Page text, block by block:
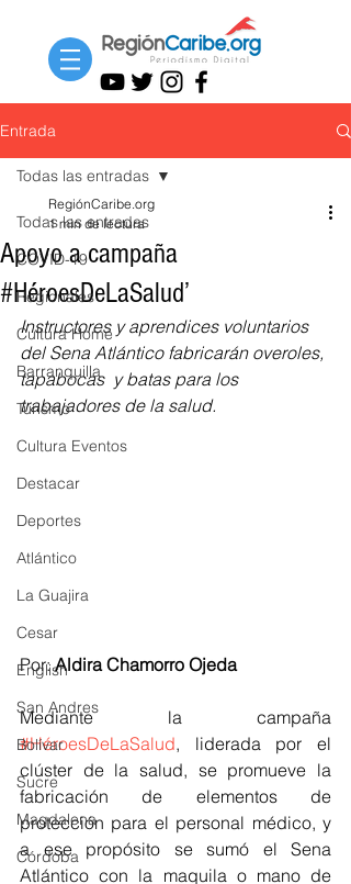
Entrada
Todas las entradas
COVID-19
Regionales
Cultura Home
Barranquilla
Turismo
Cultura Eventos
Destacar
Deportes
Atlántico
La Guajira
Cesar
English
San Andres
Bolívar
Sucre
Magdalena
Córdoba
Todas las entradas
Apoyo a campaña
#HéroesDeLaSalud’
RegiónCaribe.org
1 min de lectura
Instructores y aprendices voluntarios
del Sena Atlántico fabricarán overoles,
tapabocas  y batas para los
trabajadores de la salud.
Por: Aldira Chamorro Ojeda
#HéroesDeLaSalud, liderada por el
clúster de la salud, se promueve la
fabricación de elementos de
protección para el personal médico, y
a ese propósito se sumó el Sena
Atlántico con la maquila o mano de